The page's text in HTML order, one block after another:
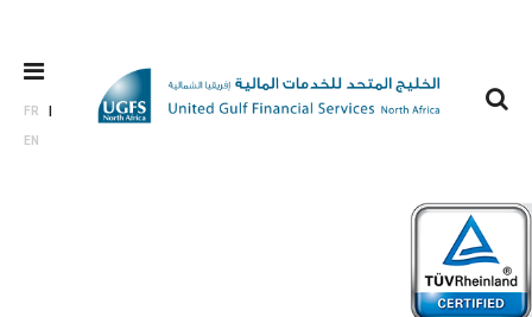
FR
EN